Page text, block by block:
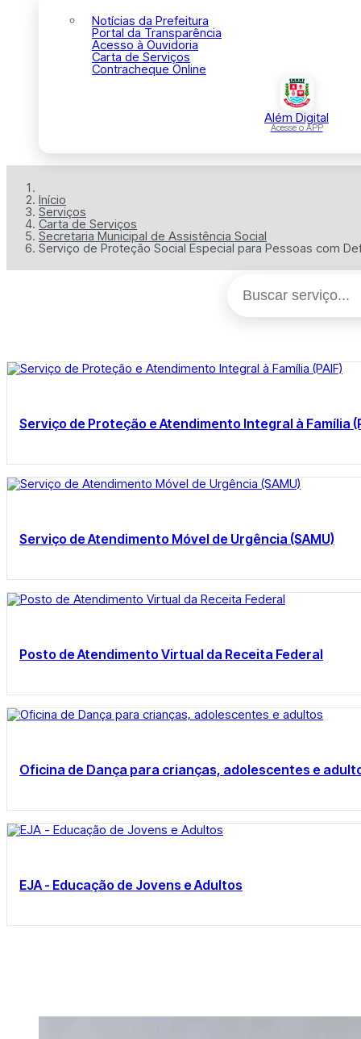
Notícias da Prefeitura
Portal da Transparência
Acesso à Ouvidoria
Carta de Serviços
Contracheque Online
Além Digital
Acesse o APP
Início
Serviços
Carta de Serviços
Secretaria Municipal de Assistência Social
Serviço de Proteção Social Especial para Pessoas com
Serviço de Proteção e Atendimento Integral à Família
Serviço de Atendimento Móvel de Urgência (SAMU)
Posto de Atendimento Virtual da Receita Federal
Oficina de Dança para crianças, adolescentes e
EJA - Educação de Jovens e Adultos